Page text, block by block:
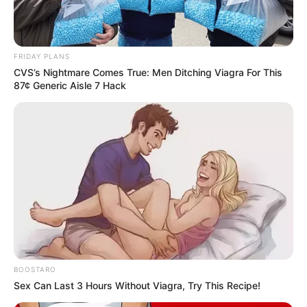
los demás.
En las entrevistas posteriores a su muerte, sus
amigos y familiares destacaron cómo su
generosidad y su sentido de justicia
trascendieron el set de filmación.
Su vida fue un ejemplo de dedicación a su
familia, a su trabajo y a sus principios.
El funeral de Lorne Greene no solo fue una
FRIDAY PLANS
CVS’s Nightmare Comes True: Men Ditching Viagra For This
87¢ Generic Aisle 7 Hack
BOOSTARO
Sex Can Last 3 Hours Without Viagra, Try This Recipe!